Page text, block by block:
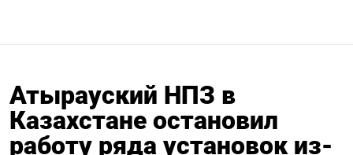
Атырауский НПЗ в
Казахстане остановил
работу ряда установок из-